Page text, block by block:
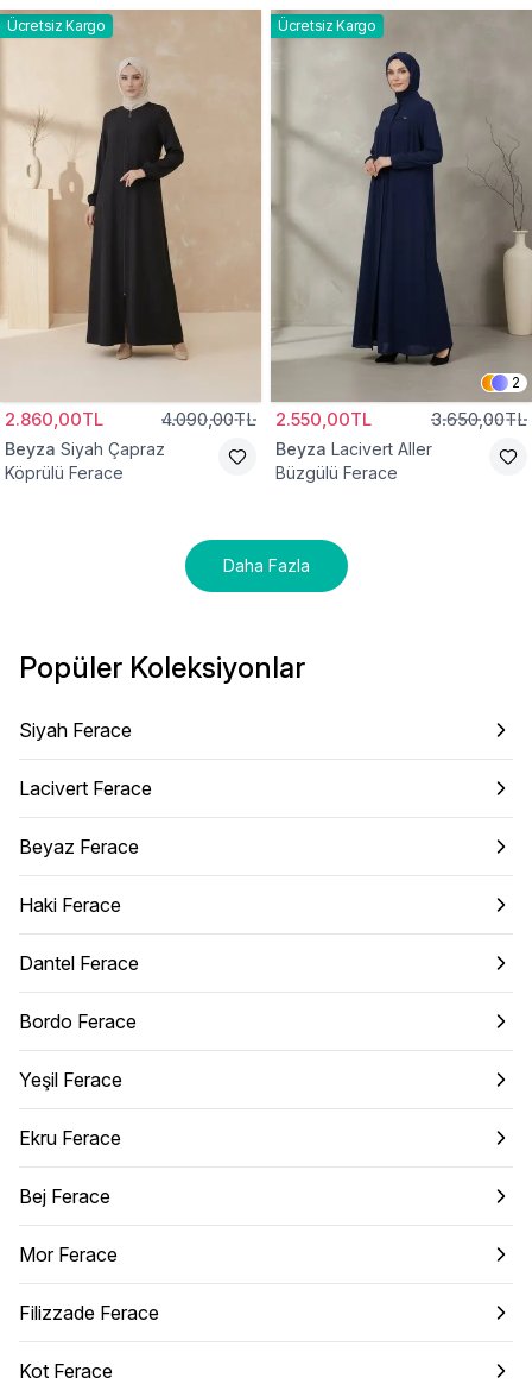
Ücretsiz Kargo
2.860,00TL 4.090,00TL
Beyza Siyah Çapraz
Köprülü Ferace
Ücretsiz Kargo
2
2.550,00TL 3.650,00TL
Beyza Lacivert Aller
Büzgülü Ferace
Daha Fazla
Popüler Koleksiyonlar
Siyah Ferace
Lacivert Ferace
Beyaz Ferace
Haki Ferace
Dantel Ferace
Bordo Ferace
Yeşil Ferace
Ekru Ferace
Bej Ferace
Mor Ferace
Filizzade Ferace
Kot Ferace